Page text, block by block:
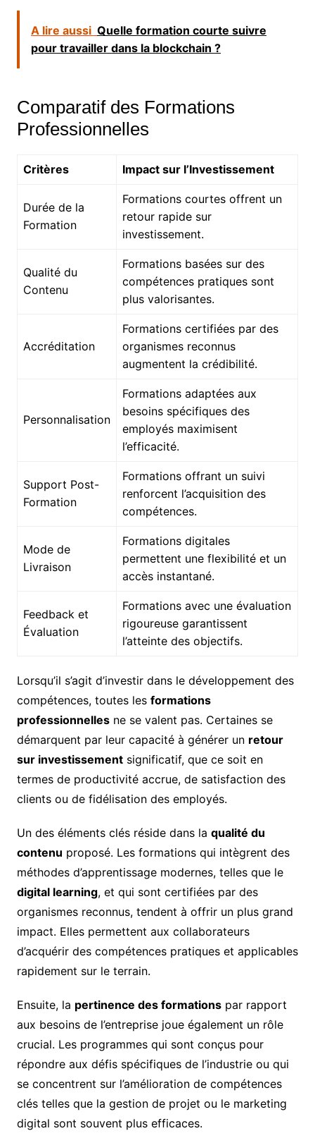
A lire aussi Quelle formation courte suivre
pour travailler dans la blockchain ?
Comparatif des Formations
Professionnelles
Critères Impact sur l’Investissement
Durée de la
Formation
Formations courtes offrent un
retour rapide sur
investissement.
Qualité du
Contenu
Formations basées sur des
compétences pratiques sont
plus valorisantes.
Accréditation
Formations certifiées par des
organismes reconnus
augmentent la crédibilité.
Personnalisation
Formations adaptées aux
besoins spécifiques des
employés maximisent
l’efficacité.
Support Post-
Formation
Formations offrant un suivi
renforcent l’acquisition des
compétences.
Mode de
Livraison
Formations digitales
permettent une flexibilité et un
accès instantané.
Feedback et
Évaluation
Formations avec une évaluation
rigoureuse garantissent
l’atteinte des objectifs.
Lorsqu’il s’agit d’investir dans le développement des
compétences, toutes les formations
professionnellesne se valent pas. Certaines se
démarquent par leur capacité à générer un retour
sur investissementsignificatif, que ce soit en
termes de productivité accrue, de satisfaction des
clients ou de fidélisation des employés.
Un des éléments clés réside dans la qualité du
contenu proposé. Les formations qui intègrent des
méthodes d’apprentissage modernes, telles que le
digital learning, et qui sont certifiées par des
organismes reconnus, tendent à offrir un plus grand
impact. Elles permettent aux collaborateurs
d’acquérir des compétences pratiques et applicables
rapidement sur le terrain.
Ensuite, la pertinence des formationspar rapport
aux besoins de l’entreprise joue également un rôle
crucial. Les programmes qui sont conçus pour
répondre aux défis spécifiques de l’industrie ou qui
se concentrent sur l’amélioration de compétences
clés telles que la gestion de projet ou le marketing
digital sont souvent plus efficaces.